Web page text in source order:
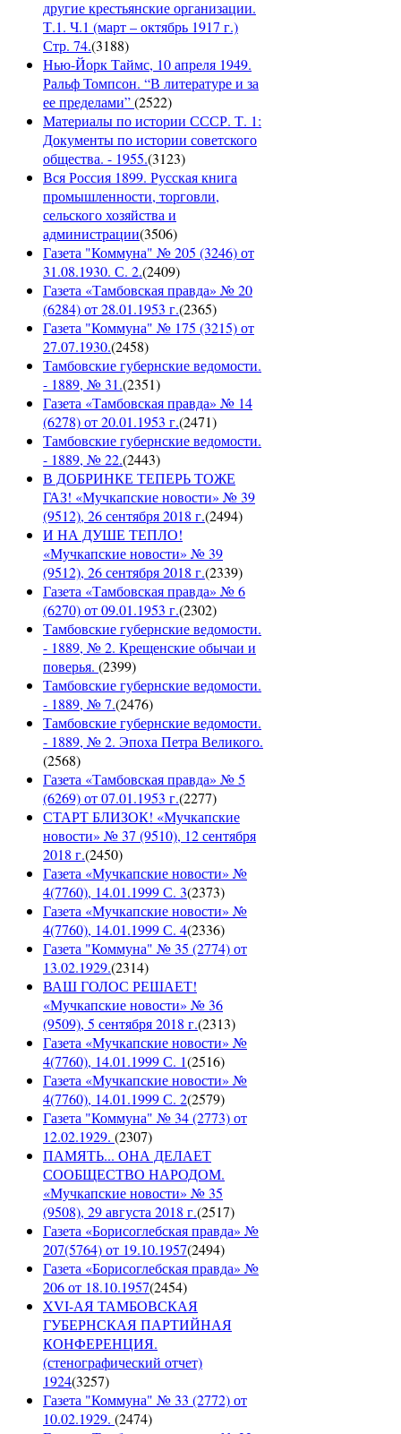
другие крестьянские организации.
Т.1. Ч.1 (март – октябрь 1917 г.)
Стр. 74.(3188)
Нью-Йорк Таймс, 10 апреля 1949.
Ральф Томпсон. “В литературе и за
ее пределами”(2522)
Материалы по истории СССР. Т. 1:
Документы по истории советского
общества. - 1955.(3123)
Вся Россия 1899. Русская книга
промышленности, торговли,
сельского хозяйства и
администрации(3506)
Газета "Коммуна" № 205 (3246) от
31.08.1930. С. 2.(2409)
Газета «Тамбовская правда» № 20
(6284) от 28.01.1953 г.(2365)
Газета "Коммуна" № 175 (3215) от
27.07.1930.(2458)
Тамбовские губернские ведомости.
- 1889, № 31.(2351)
Газета «Тамбовская правда» № 14
(6278) от 20.01.1953 г.(2471)
Тамбовские губернские ведомости.
- 1889, № 22.(2443)
В ДОБРИНКЕ ТЕПЕРЬ ТОЖЕ
ГАЗ! «Мучкапские новости» № 39
(9512), 26 сентября 2018 г.(2494)
И НА ДУШЕ ТЕПЛО!
«Мучкапские новости» № 39
(9512), 26 сентября 2018 г.(2339)
Газета «Тамбовская правда» № 6
(6270) от 09.01.1953 г.(2302)
Тамбовские губернские ведомости.
- 1889, № 2. Крещенские обычаи и
поверья. (2399)
Тамбовские губернские ведомости.
- 1889, № 7.(2476)
Тамбовские губернские ведомости.
- 1889, № 2. Эпоха Петра Великого.
(2568)
Газета «Тамбовская правда» № 5
(6269) от 07.01.1953 г.(2277)
СТАРТ БЛИЗОК! «Мучкапские
новости» № 37 (9510), 12 сентября
2018 г.(2450)
Газета «Мучкапские новости» №
4(7760), 14.01.1999 С. 3(2373)
Газета «Мучкапские новости» №
4(7760), 14.01.1999 С. 4(2336)
Газета "Коммуна" № 35 (2774) от
13.02.1929.(2314)
ВАШ ГОЛОС РЕШАЕТ!
«Мучкапские новости» № 36
(9509), 5 сентября 2018 г.(2313)
Газета «Мучкапские новости» №
4(7760), 14.01.1999 С. 1(2516)
Газета «Мучкапские новости» №
4(7760), 14.01.1999 С. 2(2579)
Газета "Коммуна" № 34 (2773) от
12.02.1929. (2307)
ПАМЯТЬ... ОНА ДЕЛАЕТ
СООБЩЕСТВО НАРОДОМ.
«Мучкапские новости» № 35
(9508), 29 августа 2018 г.(2517)
Газета «Борисоглебская правда» №
207(5764) от 19.10.1957(2494)
Газета «Борисоглебская правда» №
206 от 18.10.1957(2454)
XVI-АЯ ТАМБОВСКАЯ
ГУБЕРНСКАЯ ПАРТИЙНАЯ
КОНФЕРЕНЦИЯ.
(стенографический отчет)
1924(3257)
Газета "Коммуна" № 33 (2772) от
10.02.1929. (2474)